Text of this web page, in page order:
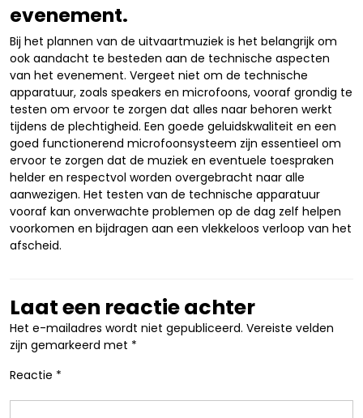
evenement.
Bij het plannen van de uitvaartmuziek is het belangrijk om
ook aandacht te besteden aan de technische aspecten
van het evenement. Vergeet niet om de technische
apparatuur, zoals speakers en microfoons, vooraf grondig te
testen om ervoor te zorgen dat alles naar behoren werkt
tijdens de plechtigheid. Een goede geluidskwaliteit en een
goed functionerend microfoonsysteem zijn essentieel om
ervoor te zorgen dat de muziek en eventuele toespraken
helder en respectvol worden overgebracht naar alle
aanwezigen. Het testen van de technische apparatuur
vooraf kan onverwachte problemen op de dag zelf helpen
voorkomen en bijdragen aan een vlekkeloos verloop van het
afscheid.
Laat een reactie achter
Het e-mailadres wordt niet gepubliceerd. Vereiste velden
zijn gemarkeerd met *
Reactie *